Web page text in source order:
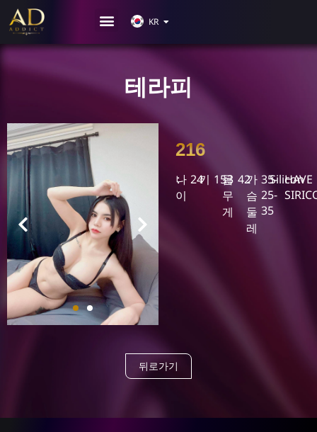
KR
CN
테라피
216
나
이
24키 153
몸
무
게
42가
슴
둘
레
35-
25-
35
Silicon
HAVE
뒤로가기